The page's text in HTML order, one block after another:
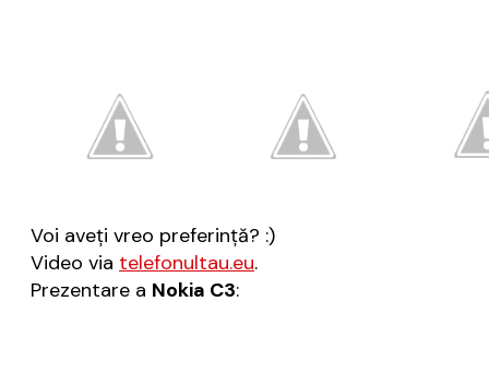
Voi aveţi vreo preferinţă? :)
Video via telefonultau.eu.
Prezentare a Nokia C3: